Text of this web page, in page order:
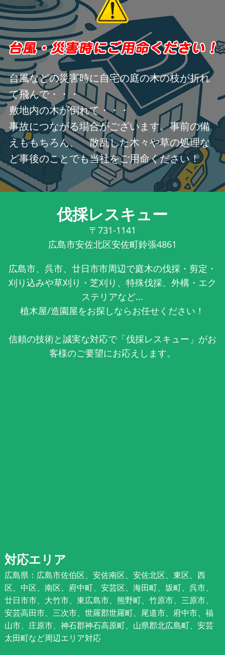
台風などの災害時に自宅の庭の木の枝が折れ
て飛んで・・・
敷地内の木が倒れて・・・
事故につながる場合がございます。事前の備
えももちろん、 散乱した木々や草の処理な
ど事後のことでも当社をご用命ください！
伐採レスキュー
〒731-1141
広島市安佐北区安佐町鈴張4861
広島市、呉市、廿日市市周辺で庭木の伐採・剪定・
刈り込みや草刈り・芝刈り、特殊伐採、外構・エク
ステリアなど...
植木屋/造園屋をお探しならお任せください！
信頼の技術と誠実な対応で「伐採レスキュー」がお
客様のご要望にお応えします。
対応エリア
広島県：広島市佐伯区、安佐南区、安佐北区、東区、西
区、中区、南区、府中町、安芸区、海田町、坂町、呉市、
廿日市市、大竹市、東広島市、熊野町、竹原市、三原市、
安芸高田市、三次市、世羅郡世羅町、尾道市、府中市、福
山市、庄原市、神石郡神石高原町、山県郡北広島町、安芸
太田町など周辺エリア対応